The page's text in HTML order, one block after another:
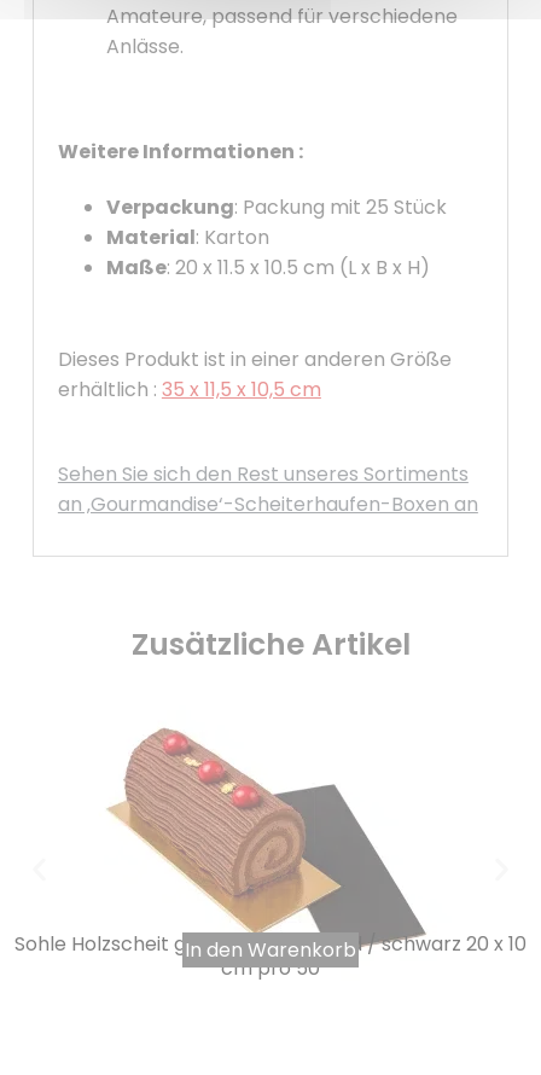
Amateure, passend für verschiedene
Anlässe.
Weitere Informationen :
Verpackung: Packung mit 25 Stück
Material: Karton
Maße: 20 x 11.5 x 10.5 cm (L x B x H)
Dieses Produkt ist in einer anderen Größe
erhältlich : 35 x 11,5 x 10,5 cm
Sehen Sie sich den Rest unseres Sortiments
an ‚Gourmandise‘-Scheiterhaufen-Boxen an
Zusätzliche Artikel
Sohle Holzscheit gerade Kanten gold / schwarz 20 x 10
cm pro 50
In den Warenkorb